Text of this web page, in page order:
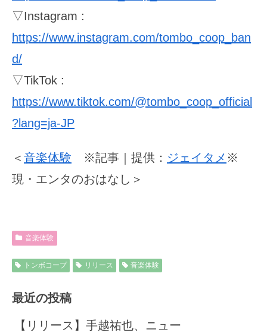
▽Instagram :
https://www.instagram.com/tombo_coop_ban
d/
▽TikTok :
https://www.tiktok.com/@tombo_coop_official
?lang=ja-JP
＜ 音楽体験 ※記事｜提供： ジェイタメ ※
現・エンタのおはなし＞
音楽体験
トンボコープ リリース 音楽体験
最近の投稿
【リリース】手越祐也、ニュー